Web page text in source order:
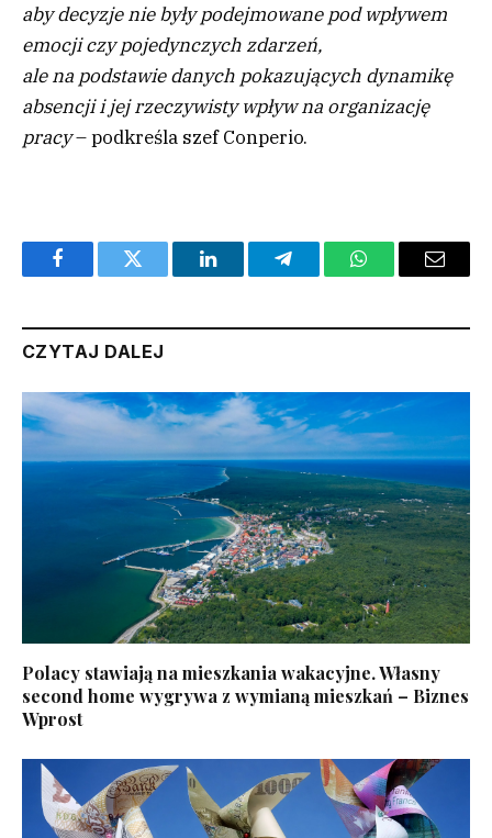
aby decyzje nie były podejmowane pod wpływem
emocji czy pojedynczych zdarzeń,
ale na podstawie danych pokazujących dynamikę
absencji i jej rzeczywisty wpływ na organizację
pracy– podkreśla szef Conperio.
FacebookTwitter LinkedInTelegramWhatsAppEmail
CZYTAJ DALEJ
Polacy stawiają na mieszkania wakacyjne. Własny
second home wygrywa z wymianą mieszkań – Biznes
Wprost